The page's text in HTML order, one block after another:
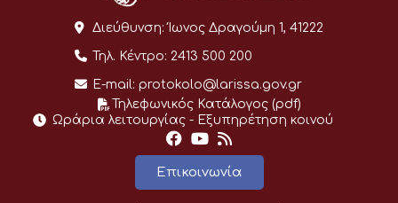
Διεύθυνση: Ίωνος Δραγούμη 1, 41222
Τηλ. Κέντρο: 2413 500 200
E-mail: protokolo@larissa.gov.gr
Τηλεφωνικός Κατάλογος (pdf)
Ωράρια λειτουργίας - Eξυπηρέτηση κοινού
Επικοινωνία